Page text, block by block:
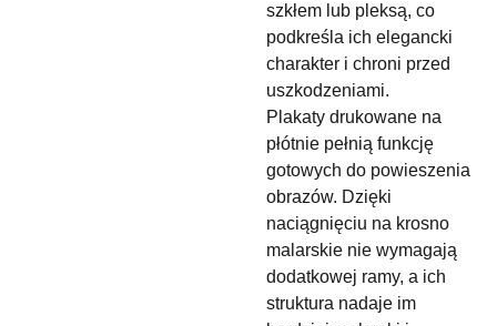
szkłem lub pleksą, co
podkreśla ich elegancki
charakter i chroni przed
uszkodzeniami.
Plakaty drukowane na
płótnie pełnią funkcję
gotowych do powieszenia
obrazów. Dzięki
naciągnięciu na krosno
malarskie nie wymagają
dodatkowej ramy, a ich
struktura nadaje im